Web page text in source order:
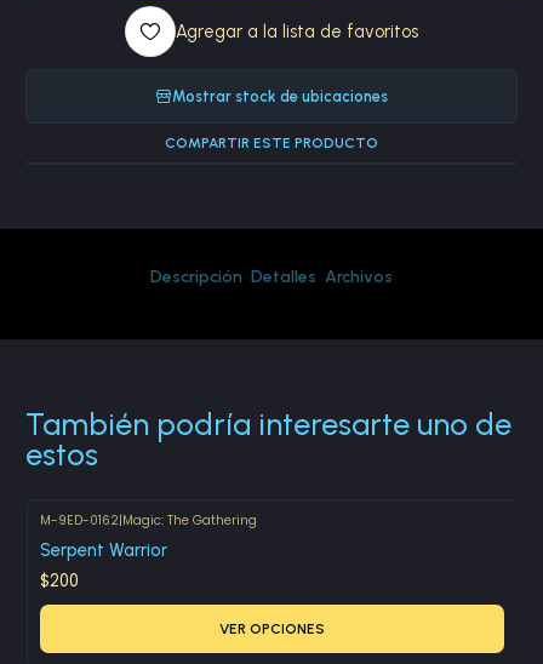
Agregar a la lista de favoritos
Mostrar stock de ubicaciones
COMPARTIR ESTE PRODUCTO
Descripción Detalles Archivos
También podría interesarte uno de
estos
M-9ED-0162|Magic: The Gathering
Serpent Warrior
$200
VER OPCIONES